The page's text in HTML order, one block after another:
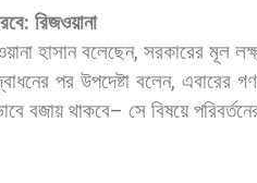
: রিজওয়ানা
হাসান বলেছেন, সরকারের মূল
পর উপদেষ্টা বলেন, এবারের
বজায় থাকবে– সে বিষয়ে